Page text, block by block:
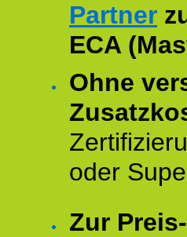
Partner
ECA
Ohne
oder
Zur